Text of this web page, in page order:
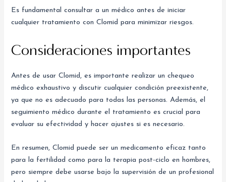
Es fundamental consultar a un médico antes de iniciar
cualquier tratamiento con Clomid para minimizar riesgos.
Consideraciones importantes
Antes de usar Clomid, es importante realizar un chequeo
médico exhaustivo y discutir cualquier condición preexistente,
ya que no es adecuado para todas las personas. Además, el
seguimiento médico durante el tratamiento es crucial para
evaluar su efectividad y hacer ajustes si es necesario.
En resumen, Clomid puede ser un medicamento eficaz tanto
para la fertilidad como para la terapia post-ciclo en hombres,
pero siempre debe usarse bajo la supervisión de un profesional